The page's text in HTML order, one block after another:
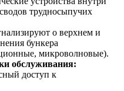
трудносыпучих
о верхнем и
бункера
микроволновые).
обслуживания:
доступ к